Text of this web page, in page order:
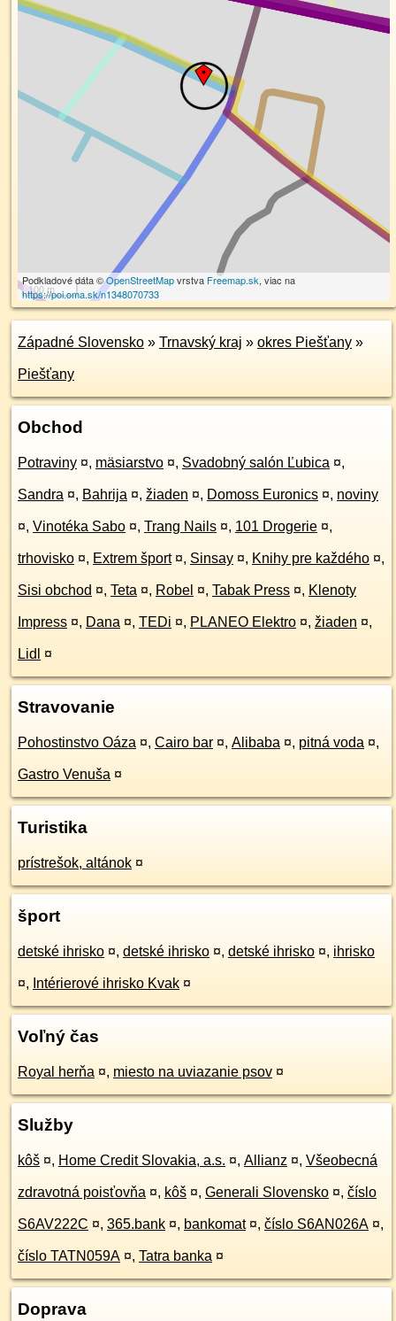
100 m
Podkladové dáta ©OpenStreetMapvrstva Freemap.sk, viac na
https://poi.oma.sk/n1348070733
Západné Slovensko » Trnavský kraj » okres Piešťany »
Piešťany
Obchod
Potraviny ¤, mäsiarstvo ¤, Svadobný salón Ľubica ¤,
Sandra ¤, Bahrija ¤, žiaden ¤, Domoss Euronics ¤, noviny
¤, Vinotéka Sabo ¤, Trang Nails ¤, 101 Drogerie ¤,
trhovisko ¤, Extrem šport ¤, Sinsay ¤, Knihy pre každého ¤,
Sisi obchod ¤, Teta ¤, Robel ¤, Tabak Press ¤, Klenoty
Impress ¤, Dana ¤, TEDi ¤, PLANEO Elektro ¤, žiaden ¤,
Lidl ¤
Stravovanie
Pohostinstvo Oáza ¤, Cairo bar ¤, Alibaba ¤, pitná voda ¤,
Gastro Venuša ¤
Turistika
prístrešok, altánok ¤
šport
detské ihrisko ¤, detské ihrisko ¤, detské ihrisko ¤, ihrisko
¤, Intérierové ihrisko Kvak ¤
Voľný čas
Royal herňa ¤, miesto na uviazanie psov ¤
Služby
kôš ¤, Home Credit Slovakia, a.s. ¤, Allianz ¤, Všeobecná
zdravotná poisťovňa ¤, kôš ¤, Generali Slovensko ¤, číslo
S6AV222C ¤, 365.bank ¤, bankomat ¤, číslo S6AN026A ¤,
číslo TATN059A ¤, Tatra banka ¤
Doprava